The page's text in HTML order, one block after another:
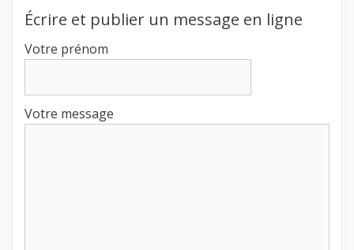
Écrire et publier un message en ligne
Votre prénom
Votre message